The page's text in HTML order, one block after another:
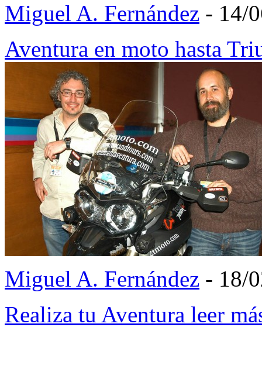
Miguel A. Fernández - 14/
Aventura en moto hasta
Miguel A. Fernández - 18/
Realiza tu Aventura leer